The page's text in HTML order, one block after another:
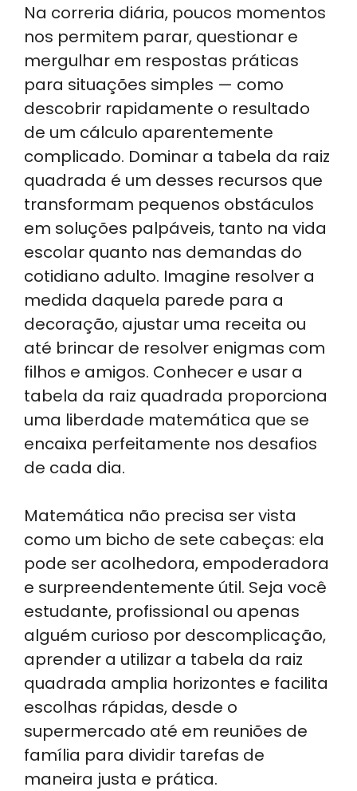
a
ts
A
p
p
k
e
dI
n
c
e
b
o
o
k
e
gr
a
m
ar
e
Na correria diária, poucos momentos
nos permitem parar, questionar e
mergulhar em respostas práticas
para situações simples — como
descobrir rapidamente o resultado
de um cálculo aparentemente
complicado. Dominar a tabela da raiz
quadrada é um desses recursos que
transformam pequenos obstáculos
em soluções palpáveis, tanto na vida
escolar quanto nas demandas do
cotidiano adulto. Imagine resolver a
medida daquela parede para a
decoração, ajustar uma receita ou
até brincar de resolver enigmas com
filhos e amigos. Conhecer e usar a
tabela da raiz quadrada proporciona
uma liberdade matemática que se
encaixa perfeitamente nos desafios
de cada dia.
Matemática não precisa ser vista
como um bicho de sete cabeças: ela
pode ser acolhedora, empoderadora
e surpreendentemente útil. Seja você
estudante, profissional ou apenas
alguém curioso por descomplicação,
aprender a utilizar a tabela da raiz
quadrada amplia horizontes e facilita
escolhas rápidas, desde o
supermercado até em reuniões de
família para dividir tarefas de
maneira justa e prática.